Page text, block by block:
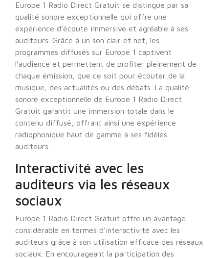
Europe 1 Radio Direct Gratuit se distingue par sa
qualité sonore exceptionnelle qui offre une
expérience d’écoute immersive et agréable à ses
auditeurs. Grâce à un son clair et net, les
programmes diffusés sur Europe 1 captivent
l’audience et permettent de profiter pleinement de
chaque émission, que ce soit pour écouter de la
musique, des actualités ou des débats. La qualité
sonore exceptionnelle de Europe 1 Radio Direct
Gratuit garantit une immersion totale dans le
contenu diffusé, offrant ainsi une expérience
radiophonique haut de gamme à ses fidèles
auditeurs.
Interactivité avec les
auditeurs via les réseaux
sociaux
Europe 1 Radio Direct Gratuit offre un avantage
considérable en termes d’interactivité avec les
auditeurs grâce à son utilisation efficace des réseaux
sociaux. En encourageant la participation des